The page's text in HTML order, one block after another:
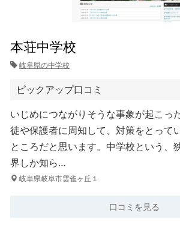
本荘中学校
岐阜県の中学校
ピックアップ口コミ
いじめにつながりそうな事象が起こっ
徒や保護者に周知して、対策をとって
ところだと思います。中学校という、
界しか知ら…
岐阜県岐阜市雲雀ヶ丘１
口コミを見る